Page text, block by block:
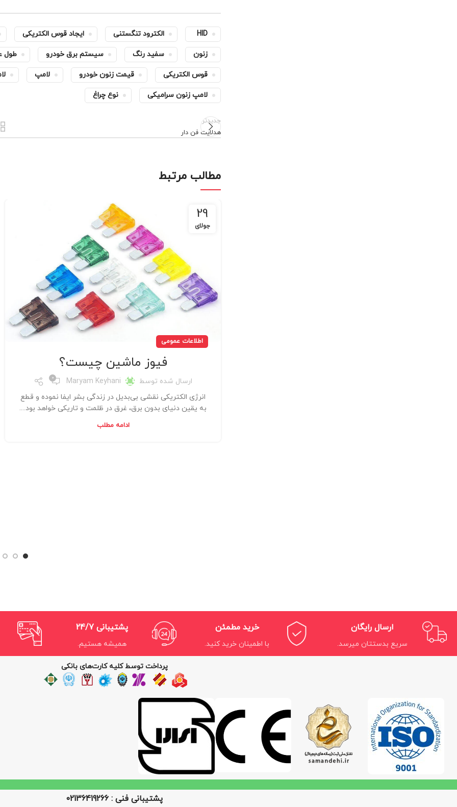
HID الکترود تنگستنی ایجاد قوس الکتریکی
زنون سفید رنگ سیستم برق خودرو طول
قوس الکتریکی قیمت زنون خودرو لامپ
لامپ زنون سرامیکی نوع چراغ
جدیدتر
هدلایت فن دار
مطالب مرتبط
29
جولای
اطلاعات عمومی
فیوز ماشین چیست؟
ارسال شده توسط Maryam Keyhani
0
انرژی الکتریکی نقشی بی‌بدیل در زندگی بشر ایفا نموده و قطع
به یقین دنیای بدون برق، غرق در ظلمت و تاریکی خواهد بود....
ادامه مطلب
ارسال رایگان
سریع بدستتان میرسد.
خرید مطمئن
با اطمینان خرید کنید.
پشتیبانی 24/7
همیشه هستیم.
پرداخت توسط کلیه کارت‌های بانکی
پشتیبانی فنی : 02136419266